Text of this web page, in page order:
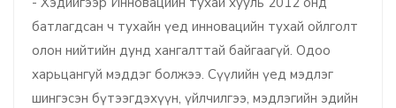
батлагдсан ч тухайн үед инновацийн тухай ойлголт
олон нийтийн дунд хангалттай байгаагүй. Одоо
харьцангуй мэддэг болжээ. Сүүлийн үед мэдлэг
шингэсэн бүтээгдэхүүн, үйлчилгээ, мэдлэгийн эдийн